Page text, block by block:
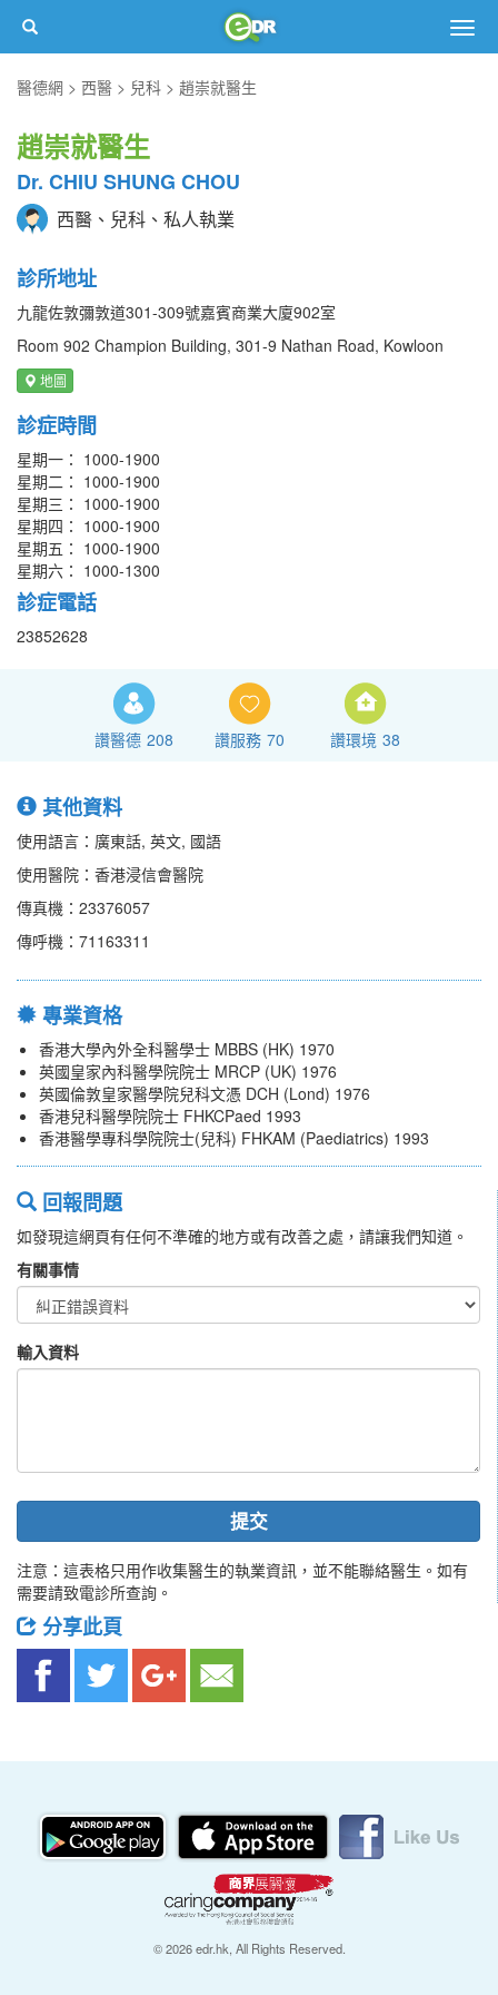
醫德網
西醫 兒科 趙崇就醫生
趙崇就醫生
Dr. CHIU SHUNG CHOU
西醫、兒科、私人執業
診所地址
九龍佐敦彌敦道301-309號嘉賓商業大廈902室
Room 902 Champion Building, 301-9 Nathan Road, Kowloon
地圖
診症時間
星期一： 1000-1900
星期二： 1000-1900
星期三： 1000-1900
星期四： 1000-1900
星期五： 1000-1900
星期六： 1000-1300
診症電話
23852628
讚醫德 208 讚服務 70 讚環境 38
其他資料
使用語言：廣東話, 英文, 國語
使用醫院：香港浸信會醫院
傳真機：23376057
傳呼機：71163311
專業資格
香港大學內外全科醫學士 MBBS (HK) 1970
英國皇家內科醫學院院士 MRCP (UK) 1976
英國倫敦皇家醫學院兒科文憑 DCH (Lond) 1976
香港兒科醫學院院士 FHKCPaed 1993
香港醫學專科學院院士(兒科) FHKAM (Paediatrics) 1993
回報問題
如發現這網頁有任何不準確的地方或有改善之處，請讓我們知道。
有關事情
輸入資料
提交
注意：這表格只用作收集醫生的執業資訊，並不能聯絡醫生。如有
需要請致電診所查詢。
分享此頁
© 2026 edr.hk, All Rights Reserved.